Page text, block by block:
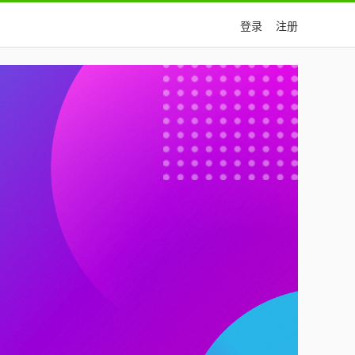
登录 注册